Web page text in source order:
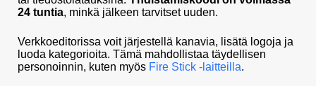
24 tuntia, minkä jälkeen tarvitset uuden.
Verkkoeditorissa voit järjestellä kanavia, lisätä logoja ja
luoda kategorioita. Tämä mahdollistaa täydellisen
personoinnin, kuten myös Fire Stick -laitteilla.